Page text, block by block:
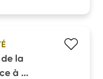
la
à ...